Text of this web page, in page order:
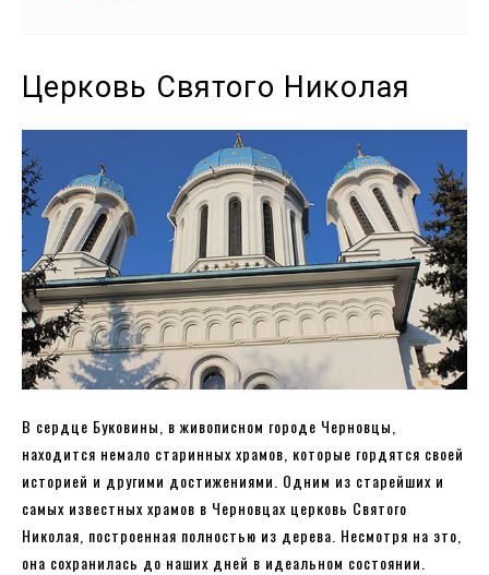
Церковь Святого Николая
В сердце Буковины, в живописном городе Черновцы,
находится немало старинных храмов, которые гордятся своей
историей и другими достижениями. Одним из старейших и
самых известных храмов в Черновцах церковь Святого
Николая, построенная полностью из дерева. Несмотря на это,
она сохранилась до наших дней в идеальном состоянии.